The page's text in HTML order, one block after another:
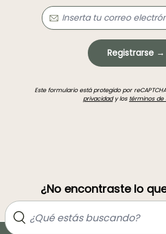
Registrarse →
Este formulario está protegido por
privacidady los términos de
¿No encontraste lo